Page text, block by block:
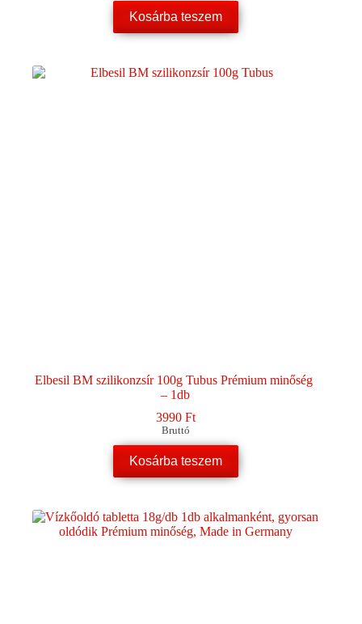
Kosárba teszem
Elbesil BM szilikonzsír 100g Tubus Prémium minőség
– 1db
3990 Ft
Bruttó
Kosárba teszem